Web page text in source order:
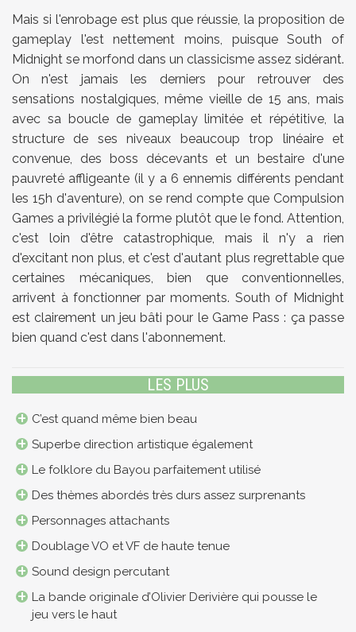
Mais si l'enrobage est plus que réussie, la proposition de
gameplay l'est nettement moins, puisque South of
Midnight se morfond dans un classicisme assez sidérant.
On n'est jamais les derniers pour retrouver des
sensations nostalgiques, même vieille de 15 ans, mais
avec sa boucle de gameplay limitée et répétitive, la
structure de ses niveaux beaucoup trop linéaire et
convenue, des boss décevants et un bestaire d'une
pauvreté affligeante (il y a 6 ennemis différents pendant
les 15h d'aventure), on se rend compte que Compulsion
Games a privilégié la forme plutôt que le fond. Attention,
c'est loin d'être catastrophique, mais il n'y a rien
d'excitant non plus, et c'est d'autant plus regrettable que
certaines mécaniques, bien que conventionnelles,
arrivent à fonctionner par moments. South of Midnight
est clairement un jeu bâti pour le Game Pass : ça passe
bien quand c'est dans l'abonnement.
LES PLUS
C’est quand même bien beau
Superbe direction artistique également
Le folklore du Bayou parfaitement utilisé
Des thèmes abordés très durs assez surprenants
Personnages attachants
Doublage VO et VF de haute tenue
Sound design percutant
La bande originale d’Olivier Derivière qui pousse le
jeu vers le haut